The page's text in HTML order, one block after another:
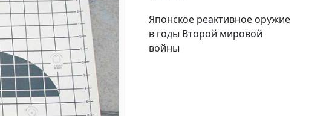
Японское реактивное оружие
в годы Второй мировой
войны